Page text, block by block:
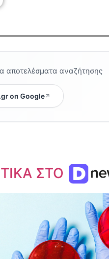
αποτελέσματα αναζήτησης
on Google
ΣΤΟ